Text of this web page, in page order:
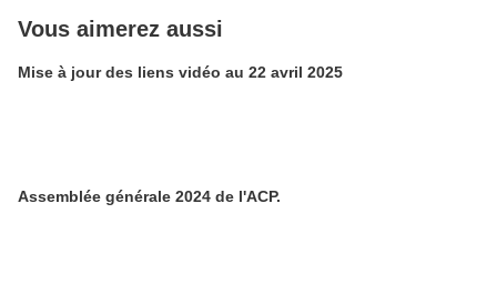
Vous aimerez aussi
Mise à jour des liens vidéo au 22 avril 2025
Assemblée générale 2024 de l'ACP.